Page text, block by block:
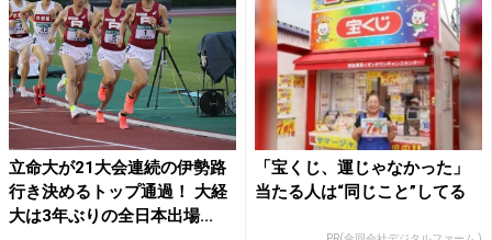
立命大が21大会連続の伊勢路
行き決めるトップ通過！ 大経
大は3年ぶりの全日本出場...
「宝くじ、運じゃなかった」
当たる人は“同じこと”してる